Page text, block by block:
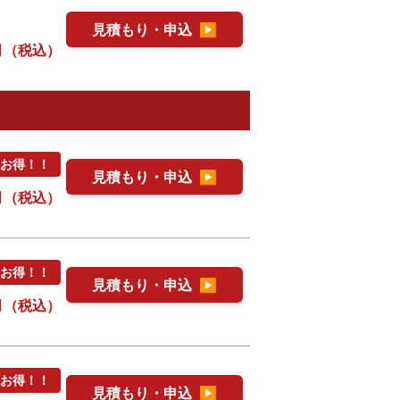
税込）
見積もり・申込 ▶
得！！
税込）
見積もり・申込 ▶
得！！
税込）
見積もり・申込 ▶
得！！
見積もり・申込 ▶